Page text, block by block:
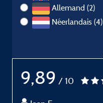
Allemand (2)
Néerlandais (4)
9,89 / 10